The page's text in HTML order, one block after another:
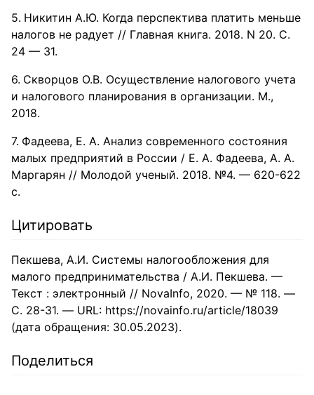
Никитин А.Ю. Когда перспектива платить меньше
налогов не радует // Главная книга. 2018. N 20. С.
24 — 31.
Скворцов О.В. Осуществление налогового учета
и налогового планирования в организации. М.,
2018.
Фадеева, Е. А. Анализ современного состояния
малых предприятий в России / Е. А. Фадеева, А. А.
Маргарян // Молодой ученый. 2018. №4. — 620-622
с.
Цитировать
Пекшева, А.И. Системы налогообложения для
малого предпринимательства / А.И. Пекшева. —
Текст : электронный // NovaInfo, 2020. — № 118. —
С. 28-31. — URL: https://novainfo.ru/article/18039
(дата обращения: 30.05.2023).
Поделиться